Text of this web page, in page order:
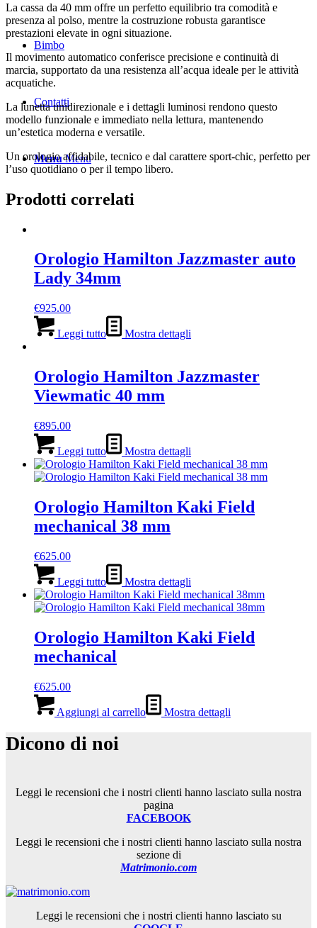
Bimbo
Contatti
Menu Menu
La cassa da 40 mm offre un perfetto equilibrio tra comodità e
presenza al polso, mentre la costruzione robusta garantisce
prestazioni elevate in ogni situazione.
Il movimento automatico conferisce precisione e continuità di
marcia, supportato da una resistenza all’acqua ideale per le attività
acquatiche.
La lunetta unidirezionale e i dettagli luminosi rendono questo
modello funzionale e immediato nella lettura, mantenendo
un’estetica moderna e versatile.
Un orologio affidabile, tecnico e dal carattere sport-chic, perfetto per
l’uso quotidiano o per il tempo libero.
Prodotti correlati
Orologio Hamilton Jazzmaster auto
Lady 34mm
€925.00
Leggi tutto Mostra dettagli
Orologio Hamilton Jazzmaster
Viewmatic 40 mm
€895.00
Leggi tutto Mostra dettagli
Orologio Hamilton Kaki Field
mechanical 38 mm
€625.00
Leggi tutto Mostra dettagli
Orologio Hamilton Kaki Field
mechanical
€625.00
Aggiungi al carrello Mostra dettagli
Dicono di noi
Leggi le recensioni che i nostri clienti hanno lasciato sulla nostra
pagina
FACEBOOK
Leggi le recensioni che i nostri clienti hanno lasciato sulla nostra
sezione di
Matrimonio.com
Leggi le recensioni che i nostri clienti hanno lasciato su